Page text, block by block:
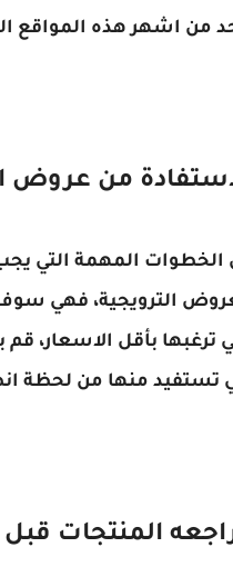
من اشهر هذه المواقع
من عروض
الخطوات المهمة التي يجب
الترويجية، فهي
ترغبها بأقل الاسعار،
تستفيد منها من لحظة
المنتجات